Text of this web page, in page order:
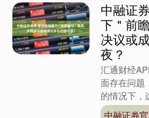
中融证
下＂前
决议或
夜？
汇通财经
面存在问题
的情况下，
测性，事实
中融证券